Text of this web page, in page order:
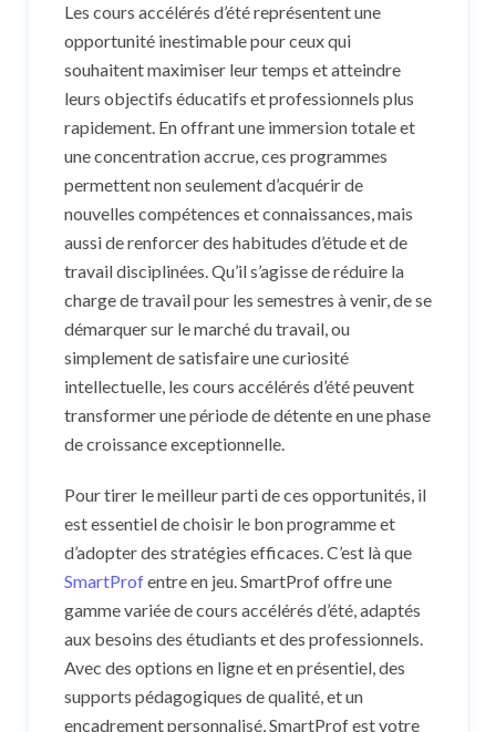
Les cours accélérés d’été représentent une
opportunité inestimable pour ceux qui
souhaitent maximiser leur temps et atteindre
leurs objectifs éducatifs et professionnels plus
rapidement. En offrant une immersion totale et
une concentration accrue, ces programmes
permettent non seulement d’acquérir de
nouvelles compétences et connaissances, mais
aussi de renforcer des habitudes d’étude et de
travail disciplinées. Qu’il s’agisse de réduire la
charge de travail pour les semestres à venir, de se
démarquer sur le marché du travail, ou
simplement de satisfaire une curiosité
intellectuelle, les cours accélérés d’été peuvent
transformer une période de détente en une phase
de croissance exceptionnelle.
Pour tirer le meilleur parti de ces opportunités, il
est essentiel de choisir le bon programme et
d’adopter des stratégies efficaces. C’est là que
SmartProfentre en jeu. SmartProf offre une
gamme variée de cours accélérés d’été, adaptés
aux besoins des étudiants et des professionnels.
Avec des options en ligne et en présentiel, des
supports pédagogiques de qualité, et un
encadrement personnalisé, SmartProf est votre